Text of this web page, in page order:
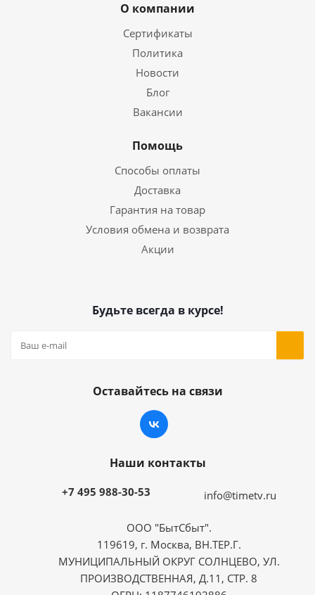
О компании
Сертификаты
Политика
Новости
Блог
Вакансии
Помощь
Способы оплаты
Доставка
Гарантия на товар
Условия обмена и возврата
Акции
Будьте всегда в курсе!
Оставайтесь на связи
Наши контакты
+7 495 988-30-53 info@timetv.ru
ООО "БытСбыт".
119619, г. Москва, ВН.ТЕР.Г.
МУНИЦИПАЛЬНЫЙ ОКРУГ СОЛНЦЕВО, УЛ.
ПРОИЗВОДСТВЕННАЯ, Д.11, СТР. 8